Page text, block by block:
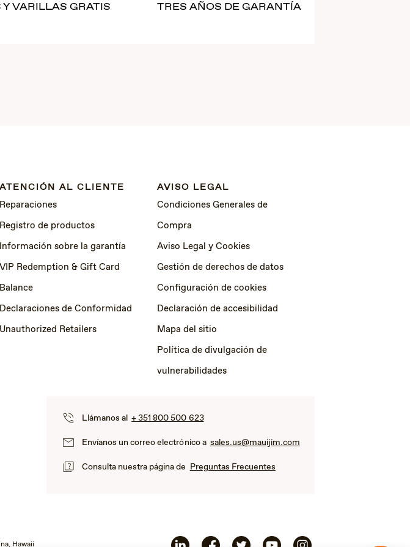
VARILLAS GRATIS TRES AÑOS DE GARANTÍA
ATENCIÓN AL CLIENTE
Reparaciones
Registro de productos
Información sobre la garantía
VIP Redemption & Gift Card
Balance
Declaraciones de Conformidad
Unauthorized Retailers
AVISO LEGAL
Condiciones Generales de
Compra
Aviso Legal y Cookies
Gestión de derechos de datos
Configuración de cookies
Declaración de accesibilidad
Mapa del sitio
Política de divulgación de
vulnerabilidades
Llámanos al+ 351 800 500 623
Envíanos un correo electrónico a sales.us@mauijim.com
Consulta nuestra página de Preguntas Frecuentes
Hawaii